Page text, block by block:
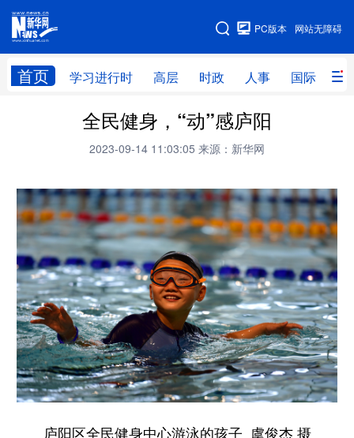
网站无障碍
PC版本
首页 学习进行时 高层 时政 人事 国际 财
网站地图
高层 时政
财经 网评
台湾 思客智库 全球连线 教育
科技 科创 量子 体育
文化 书画 健康 军事
访谈 视频 图片 政务
法律 中央文件 金融 汽车
食品 人居 信息化 数字经济
学术中国 乡村振兴 银龄 溯源中国
全民健身，“动”感庐阳
2023-09-14 11:03:05 来源：新华网
庐阳区全民健身中心游泳的孩子 虞俊杰 摄